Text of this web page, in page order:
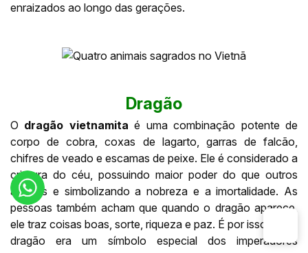
enraizados ao longo das gerações.
Dragão
O dragão vietnamita é uma combinação potente de
corpo de cobra, coxas de lagarto, garras de falcão,
chifres de veado e escamas de peixe. Ele é considerado a
criatura do céu, possuindo maior poder do que outros
animais e simbolizando a nobreza e a imortalidade. As
pessoas também acham que quando o dragão aparece,
ele traz coisas boas, sorte, riqueza e paz. É por isso que o
dragão era um símbolo especial dos imperadores